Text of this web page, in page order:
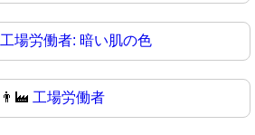
工場労働者: 暗い肌の色
👨‍🏭 工場労働者